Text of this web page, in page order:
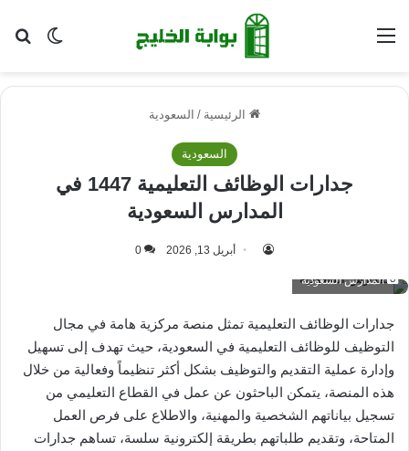
الوضع القائمة
الرئيسية / السعودية
السعودية
جدارات الوظائف التعليمية 1447 في
المدارس السعودية
أبريل 13, 2026 0
المدارس السعودية
جدارات الوظائف التعليمية تمثل منصة مركزية هامة في مجال
التوظيف للوظائف التعليمية في السعودية، حيث تهدف إلى تسهيل
وإدارة عملية التقديم والتوظيف بشكل أكثر تنظيماً وفعالية من خلال
هذه المنصة، يتمكن الباحثون عن عمل في القطاع التعليمي من
تسجيل بياناتهم الشخصية والمهنية، والاطلاع على فرص العمل
المتاحة، وتقديم طلباتهم بطريقة إلكترونية سلسة، تساهم جدارات